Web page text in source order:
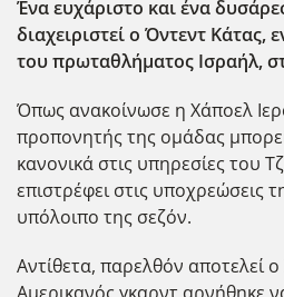
Ένα ευχάριστο και ένα
διαχειριστεί ο Όντεντ Κάτας,
του πρωταθλήματος Ισραήλ,
Όπως ανακοίνωσε η Χάποελ
προπονητής της ομάδας
κανονικά στις υπηρεσίες του
επιστρέφει στις υποχρεώσεις
υπόλοιπο της σεζόν.
Αντίθετα, παρελθόν αποτελεί